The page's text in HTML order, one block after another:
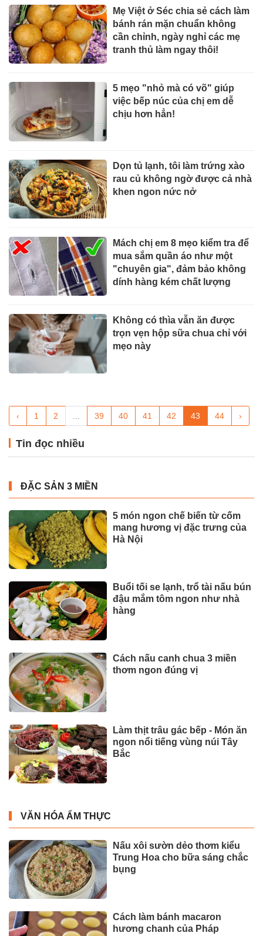
Mẹ Việt ở Séc chia sẻ cách làm
bánh rán mặn chuẩn không
cần chỉnh, ngày nghỉ các mẹ
tranh thủ làm ngay thôi!
5 mẹo "nhỏ mà có võ" giúp
việc bếp núc của chị em dễ
chịu hơn hẳn!
Dọn tủ lạnh, tôi làm trứng xào
rau củ không ngờ được cả nhà
khen ngon nức nở
Mách chị em 8 mẹo kiểm tra để
mua sắm quần áo như một
"chuyên gia", đảm bảo không
dính hàng kém chất lượng
Không có thìa vẫn ăn được
trọn vẹn hộp sữa chua chỉ với
mẹo này
‹ 1 2 39 40 41 42 43 44 ›
Tin đọc nhiều
ĐẶC SẢN 3 MIỀN
5 món ngon chế biến từ cốm
mang hương vị đặc trưng của
Hà Nội
Buổi tối se lạnh, trổ tài nấu bún
đậu mắm tôm ngon như nhà
hàng
Cách nấu canh chua 3 miền
thơm ngon đúng vị
Làm thịt trâu gác bếp - Món ăn
ngon nổi tiếng vùng núi Tây
Bắc
VĂN HÓA ẨM THỰC
Nấu xôi sườn dẻo thơm kiểu
Trung Hoa cho bữa sáng chắc
bụng
Cách làm bánh macaron
hương chanh của Pháp